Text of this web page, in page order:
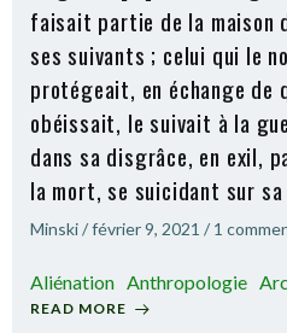
faisait partie de la maison
ses suivants ; celui qui le
protégeait, en échange de
obéissait, le suivait à la
dans sa disgrâce, en exil,
la mort, se suicidant sur
Minski/février 9, 2021 / 1
Aliénation Anthropologie
READ MORE